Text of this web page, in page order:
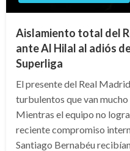
Aislamiento total del
ante Al Hilal al adiós
Superliga
El presente del Real
turbulentos que van mucho
Mientras el equipo no
reciente compromiso
Santiago Bernabéu